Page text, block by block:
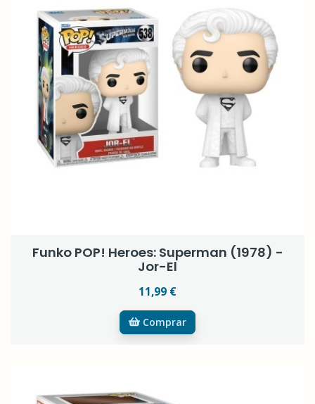
Funko POP! Heroes: Superman (1978) -
Jor-El
11,99 €
Comprar